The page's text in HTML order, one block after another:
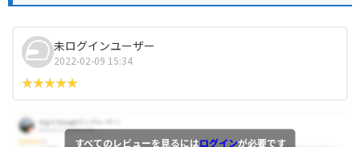
未ログインユーザー
2022-02-09 15:34
すべてのレビューを見るにはログインが必要です